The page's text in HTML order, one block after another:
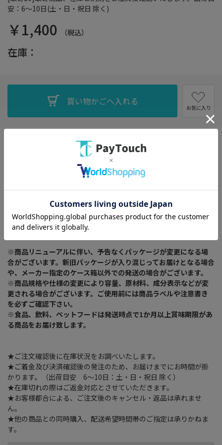
安：6～10日(土・日・祝日 除く)
￥1,400 （税込）
在庫：
お気に入り
焼津産のかつおを贅沢に使用。いつものごはんにトッピング。猫
原材料：かつおのふし（焼津産）
成分：粗たんぱく質65.0%以上、粗脂質2.5%以上、粗繊維0.5%以
下、粗灰分5.0%以下、水分17.0%以下、ナトリウム
1889mg/100g
エネルギー344kcal/100g
※商品リニューアルに伴い、予告なくパッケージが変更になる場
合がございます。新旧パッケージが入り混じってお届けとなる場合
や、メーカー指定のケース箱以外での発送の場合がございます。
※商品規格や仕様の変更により容量、原材料、成分表示などが変
更される場合がございます。ご使用前には商品ラベルや注意書き
を必ずご確認下さい。
※食品、飲料、ペットフードは発送時点で1か月以上賞味期限があ
る商品をお届け致します。
★ご注文確認後に在庫状況をお調べいたします。
★ご着金及び決済確認後の発注のため、お届けまでにお時間が掛
かります。（出荷目安 6～10日：土・日・祝日 除く）
★在庫切れの際はご返金対応とさせていただきます。
★お客様都合による、ご注文後のキャンセル・返品は承れませ
ん。
★他の商品との同時購入、配送希望時間帯のご指定は承りかねま
す。